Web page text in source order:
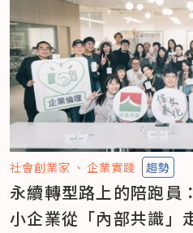
社會創業家 企業實踐 趨勢
永續轉型路上的陪跑員
小企業從「內部共識」